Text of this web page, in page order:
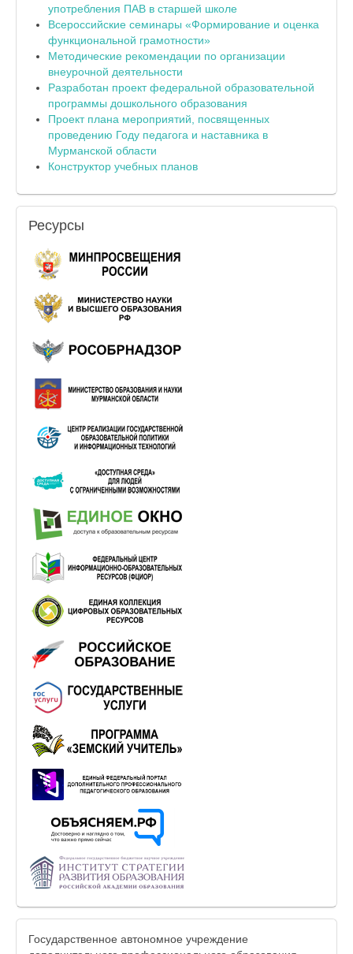
употребления ПАВ в старшей школе
Всероссийские семинары «Формирование и оценка
функциональной грамотности»
Методические рекомендации по организации
внеурочной деятельности
Разработан проект федеральной образовательной
программы дошкольного образования
Проект плана мероприятий, посвященных
проведению Году педагога и наставника в
Мурманской области
Конструктор учебных планов
Ресурсы
Государственное автономное учреждение